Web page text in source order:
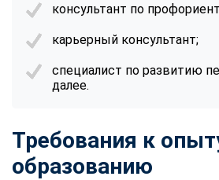
консультант по
карьерный консультант;
специалист по развитию
далее.
Требования к
образованию